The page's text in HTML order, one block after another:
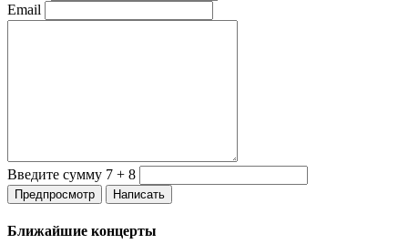
Email
Введите сумму 7 + 8
Ближайшие концерты